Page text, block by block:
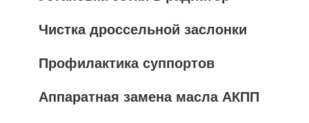
Чистка дроссельной заслонки
Профилактика суппортов
Аппаратная замена масла АКПП